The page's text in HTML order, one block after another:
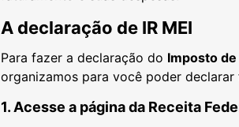
A declaração de IR MEI
Para fazer a declaração do Imposto de
organizamos para você poder
1. Acesse a página da Receita